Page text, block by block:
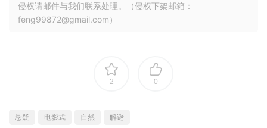
侵权请邮件与我们联系处理。（侵权下架邮箱：
feng99872@gmail.com）
2 0
悬疑 电影式 自然 解谜